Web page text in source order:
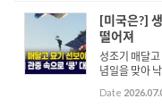
[미국은?]
떨어져
성조기
념일을 맞아
묘기를 선보
에 걸리면서
Date